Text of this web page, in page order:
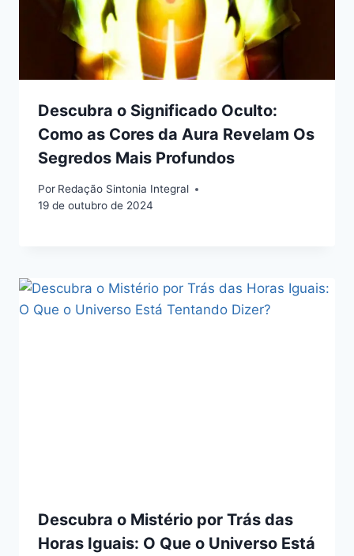
Descubra o Significado Oculto:
Como as Cores da Aura Revelam Os
Segredos Mais Profundos
Por Redação Sintonia Integral
19 de outubro de 2024
Descubra o Mistério por Trás das
Horas Iguais: O Que o Universo Está